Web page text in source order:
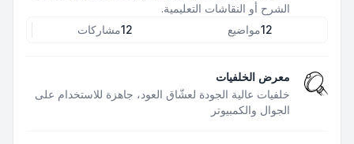
الشرح أو النقاشات التعليمية.
12مواضيع 12مشاركات
معرض الخلفيات
خلفيات عالية الجودة لعشّاق العود، جاهزة للاستخدام على
الجوال والكمبيوتر